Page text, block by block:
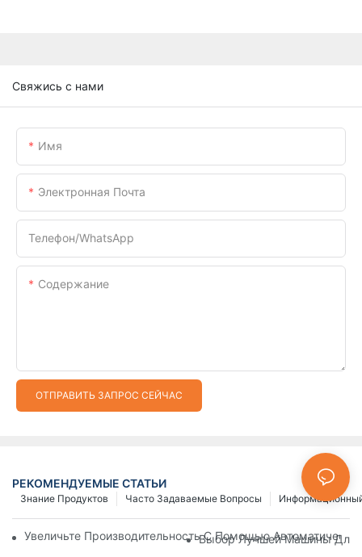
Свяжись с нами
Имя
Электронная Почта
Телефон/WhatsApp
Содержание
ОТПРАВИТЬ ЗАПРОС СЕЙЧАС
РЕКОМЕНДУЕМЫЕ СТАТЬИ
Часто Задаваемые Вопросы
Знание Продуктов
Увеличьте Производительность С ПомощьюВыбор Лучшей Машины Для